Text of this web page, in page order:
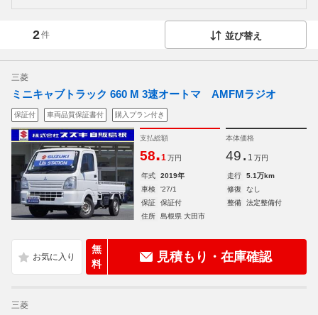
2件 並び替え
三菱
ミニキャブトラック 660 M 3速オートマ AMFMラジオ
保証付 車両品質保証書付 購入プラン付き
支払総額
58.1 万円
本体価格
49. 1 万円
年式 2019年 走行
5.1万km
車検
'27/1 修復
なし
保証
保証付 整備
法定整備付
住所
島根県 大田市
無
料
見積もり・在庫確認
三菱